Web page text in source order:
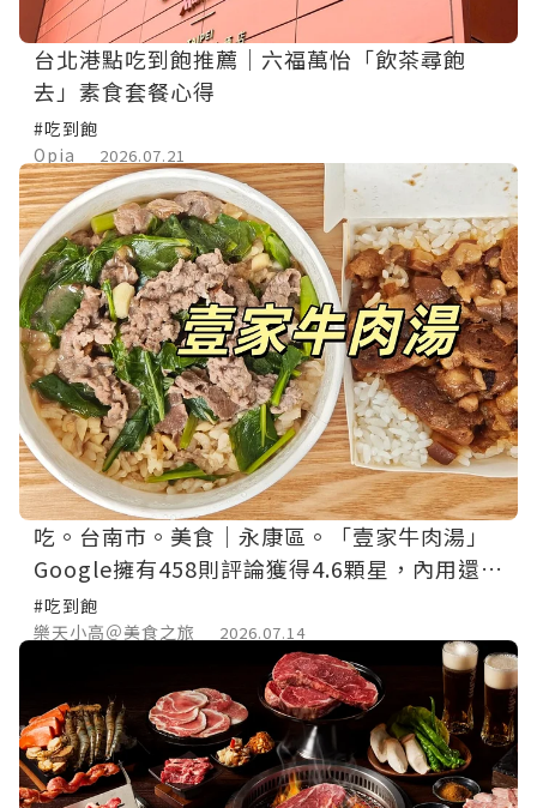
台北港點吃到飽推薦｜六福萬怡「飲茶尋飽
去」素食套餐心得
#吃到飽
Opia
2026.07.21
吃。台南市。美食｜永康區。「壹家牛肉湯」
Google擁有458則評論獲得4.6顆星，內用還享
有肉燥飯和飲料免費吃到飽。
#吃到飽
樂天小高＠美食之旅
2026.07.14